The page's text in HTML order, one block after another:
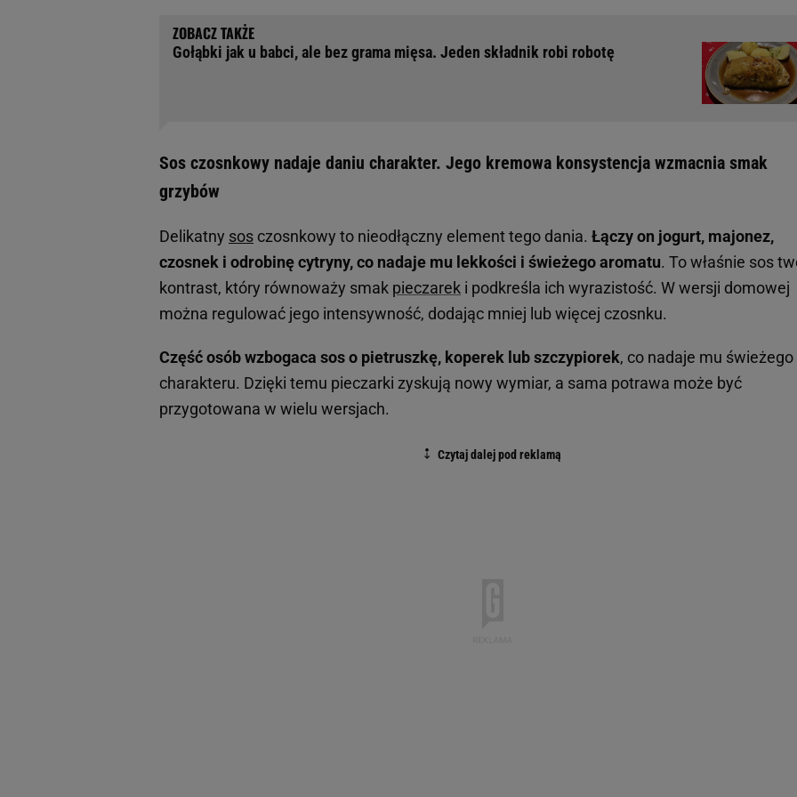
Gołąbki jak u babci, ale bez grama mięsa. Jeden składnik robi robotę
Sos czosnkowy nadaje daniu charakter. Jego kremowa konsystencja wzmacnia smak
grzybów
Delikatny sos czosnkowy to nieodłączny element tego dania. Łączy on jogurt, majonez,
czosnek i odrobinę cytryny, co nadaje mu lekkości i świeżego aromatu. To właśnie sos
kontrast, który równoważy smak pieczarek i podkreśla ich wyrazistość. W wersji domowej
można regulować jego intensywność, dodając mniej lub więcej czosnku.
Część osób wzbogaca sos o pietruszkę, koperek lub szczypiorek, co nadaje mu świeżego
charakteru. Dzięki temu pieczarki zyskują nowy wymiar, a sama potrawa może być
przygotowana w wielu wersjach.